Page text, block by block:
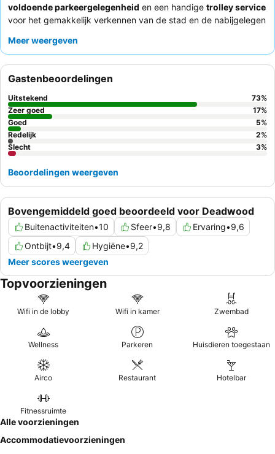
voldoende parkeergelegenheid en een handige trolley service
voor het gemakkelijk verkennen van de stad en de nabijgelegen
hindernisbaan is een grote trekpleister voor gezinnen, terwijl het
Gasten prijzen consequent het vriendelijke en behulpzame
personeel, en de eetgelegenheden ter plaatse, met name
Oggie's, krijgen hoge cijfers voor kwaliteit en variatie. Voor een
echt ontspannen verblijf kunt u overwegen een kamer met een
balkon
Meer weergeven
Bovengemiddeld goed beoordeeld voor Deadwood
Buitenactiviteiten•10 Sfeer•9,8 Ervaring•9,6
Ontbijt•9,4 Hygiëne•9,2
Meer scores weergeven
Gastenbeoordelingen
Uitstekend 73%
Zeer goed
17%
Goed
5%
Redelijk
2%
Slecht
3%
Beoordelingen weergeven
Topvoorzieningen
Wifi in de lobby Wifi in kamer Zwembad
Wellness Parkeren Huisdieren toegestaan
Airco Restaurant Hotelbar
Fitnessruimte
Alle voorzieningen
Accommodatievoorzieningen